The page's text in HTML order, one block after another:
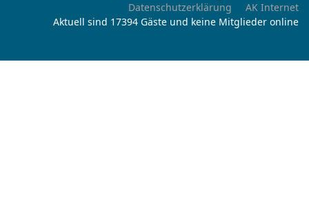
Datenschutzerklärung
AK Internet
Aktuell sind 17394 Gäste und keine Mitglieder online